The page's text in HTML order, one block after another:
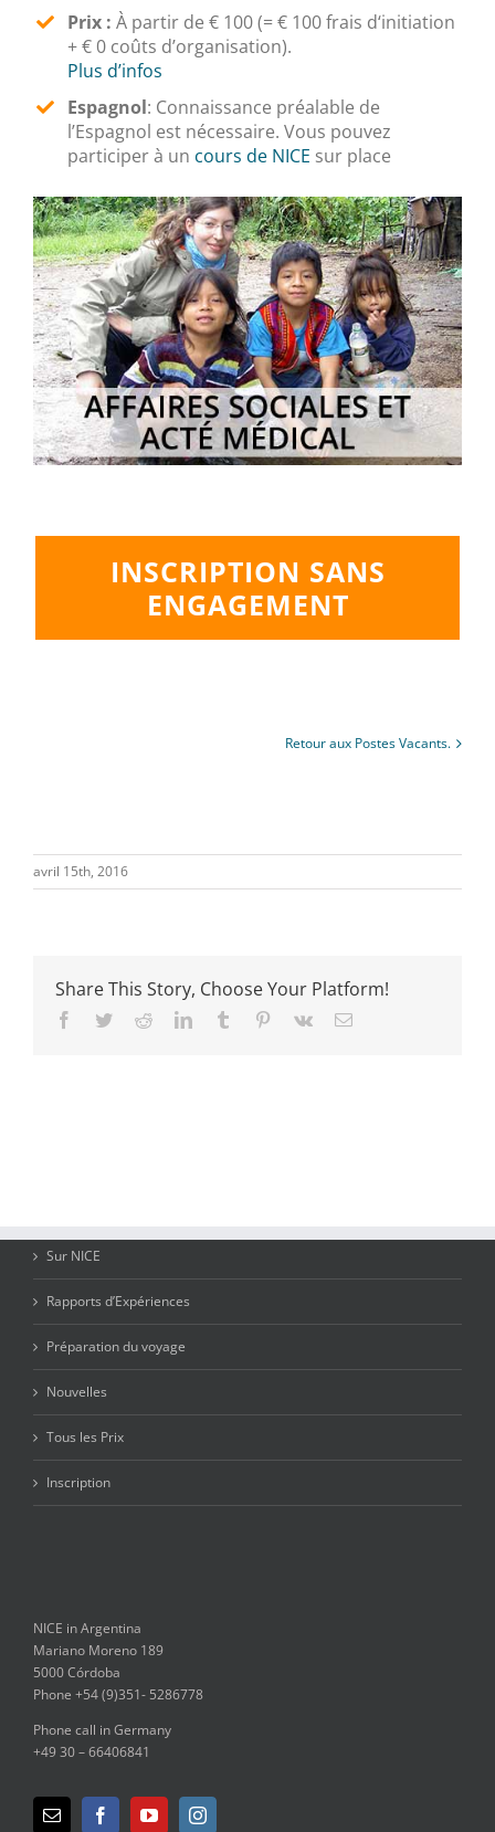
Prix : À partir de € 100 (= € 100 frais d‘initiation
+ € 0 coûts d’organisation).
Plus d’infos
Espagnol: Connaissance préalable de
l’Espagnol est nécessaire. Vous pouvez
participer à un cours de NICE sur place
INSCRIPTION SANS
ENGAGEMENT
Retour aux Postes Vacants.
avril 15th, 2016
Share This Story, Choose Your Platform!
Facebook
TwitterRedditLinkedInTumblr Pinterest
Vk Email
Sur NICE
Rapports d’Expériences
Préparation du voyage
Nouvelles
Tous les Prix
Inscription
NICE in Argentina
Mariano Moreno 189
5000 Córdoba
Phone +54 (9)351- 5286778
Phone call in Germany
+49 30 – 66406841